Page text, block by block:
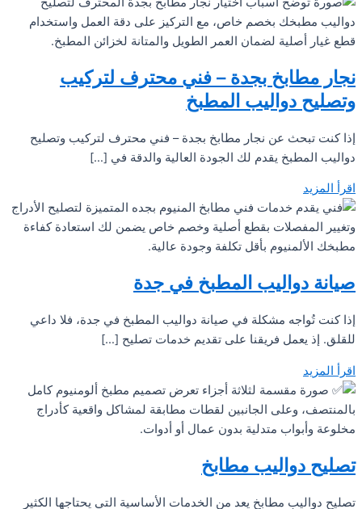
نجار مطابخ بجدة – فني محترف لتركيب
وتصليح دواليب المطبخ
إذا كنت تبحث عن نجار مطابخ بجدة – فني محترف لتركيب وتصليح
دواليب المطبخ يقدم لك الجودة العالية والدقة في […]
اقرأ المزيد
صيانة دواليب المطبخ في جدة
إذا كنت تُواجه مشكلة في صيانة دواليب المطبخ في جدة، فلا داعي
للقلق. إذ يعمل فريقنا على تقديم خدمات تصليح […]
اقرأ المزيد
تصليح دواليب مطابخ
تصليح دواليب مطابخ يعد من الخدمات الأساسية التي يحتاجها الكثير